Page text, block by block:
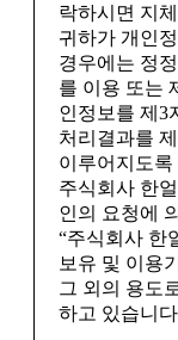
락하시면 지
귀하가 개인
경우에는 정
를 이용 또는
인정보를 제3
처리결과를
이루어지도
주식회사 한
인의 요청에
“주식회사 한
보유 및 이용
그 외의 용도
하고 있습니